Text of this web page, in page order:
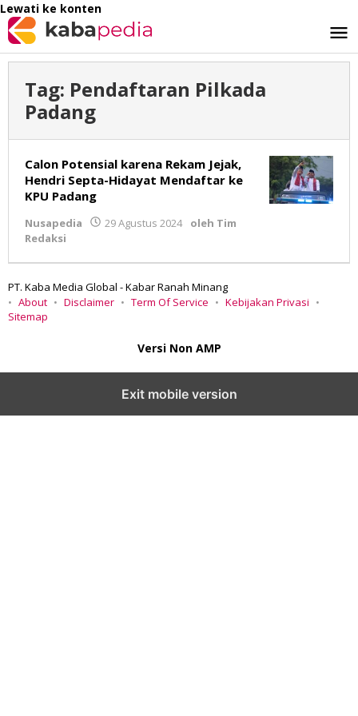
Lewati ke konten
Tag: Pendaftaran Pilkada
Padang
Calon Potensial karena Rekam Jejak,
Hendri Septa-Hidayat Mendaftar ke
KPU Padang
Nusapedia 29 Agustus 2024 oleh Tim
Redaksi
PT. Kaba Media Global - Kabar Ranah Minang
About
Disclaimer Term Of Service
Kebijakan Privasi
Sitemap
Versi Non AMP
Exit mobile version